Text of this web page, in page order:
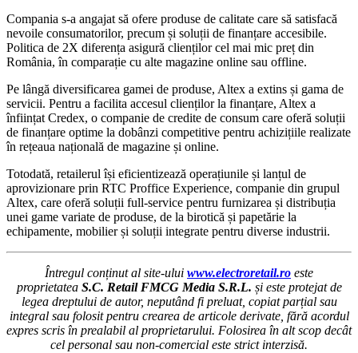
Compania s-a angajat să ofere produse de calitate care să satisfacă
nevoile consumatorilor, precum și soluții de finanțare accesibile.
Politica de 2X diferența asigură clienților cel mai mic preț din
România, în comparație cu alte magazine online sau offline.
Pe lângă diversificarea gamei de produse, Altex a extins și gama de
servicii. Pentru a facilita accesul clienților la finanțare, Altex a
înființat Credex, o companie de credite de consum care oferă soluții
de finanțare optime la dobânzi competitive pentru achizițiile realizate
în rețeaua națională de magazine și online.
Totodată, retailerul își eficientizează operațiunile și lanțul de
aprovizionare prin RTC Proffice Experience, companie din grupul
Altex, care oferă soluții full-service pentru furnizarea și distribuția
unei game variate de produse, de la birotică și papetărie la
echipamente, mobilier și soluții integrate pentru diverse industrii.
Întregul conținut al site-ului www.electroretail.ro este
proprietatea S.C. Retail FMCG Media S.R.L. și este protejat de
legea dreptului de autor, neputând fi preluat, copiat parțial sau
integral sau folosit pentru crearea de articole derivate, fără acordul
expres scris în prealabil al proprietarului. Folosirea în alt scop decât
cel personal sau non-comercial este strict interzisă.